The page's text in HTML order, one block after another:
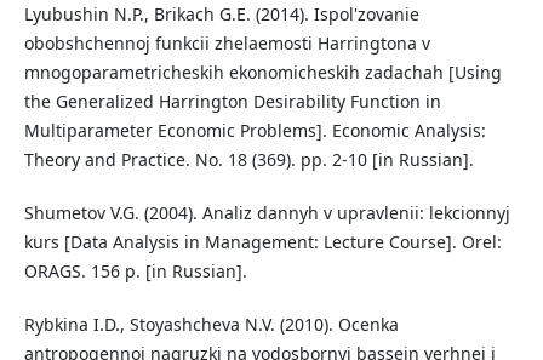
Lyubushin N.P., Brikach G.E. (2014). Ispol'zovanie
obobshchennoj funkcii zhelaemosti Harringtona v
mnogoparametricheskih ekonomicheskih zadachah [Using
the Generalized Harrington Desirability Function in
Multiparameter Economic Problems]. Economic Analysis:
Theory and Practice. No. 18 (369). pp. 2-10 [in Russian].
Shumetov V.G. (2004). Analiz dannyh v upravlenii: lekcionnyj
kurs [Data Analysis in Management: Lecture Course]. Orel:
ORAGS. 156 p. [in Russian].
Rybkina I.D., Stoyashcheva N.V. (2010). Ocenka
antropogennoj nagruzki na vodosbornyj bassejn verhnej i